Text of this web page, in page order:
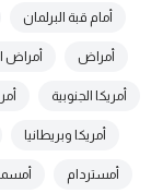
أمام قبة البرلمان
أمراض أمراض
أمريكا الجنوبية
أمريكا وبريطانيا
أمستردام